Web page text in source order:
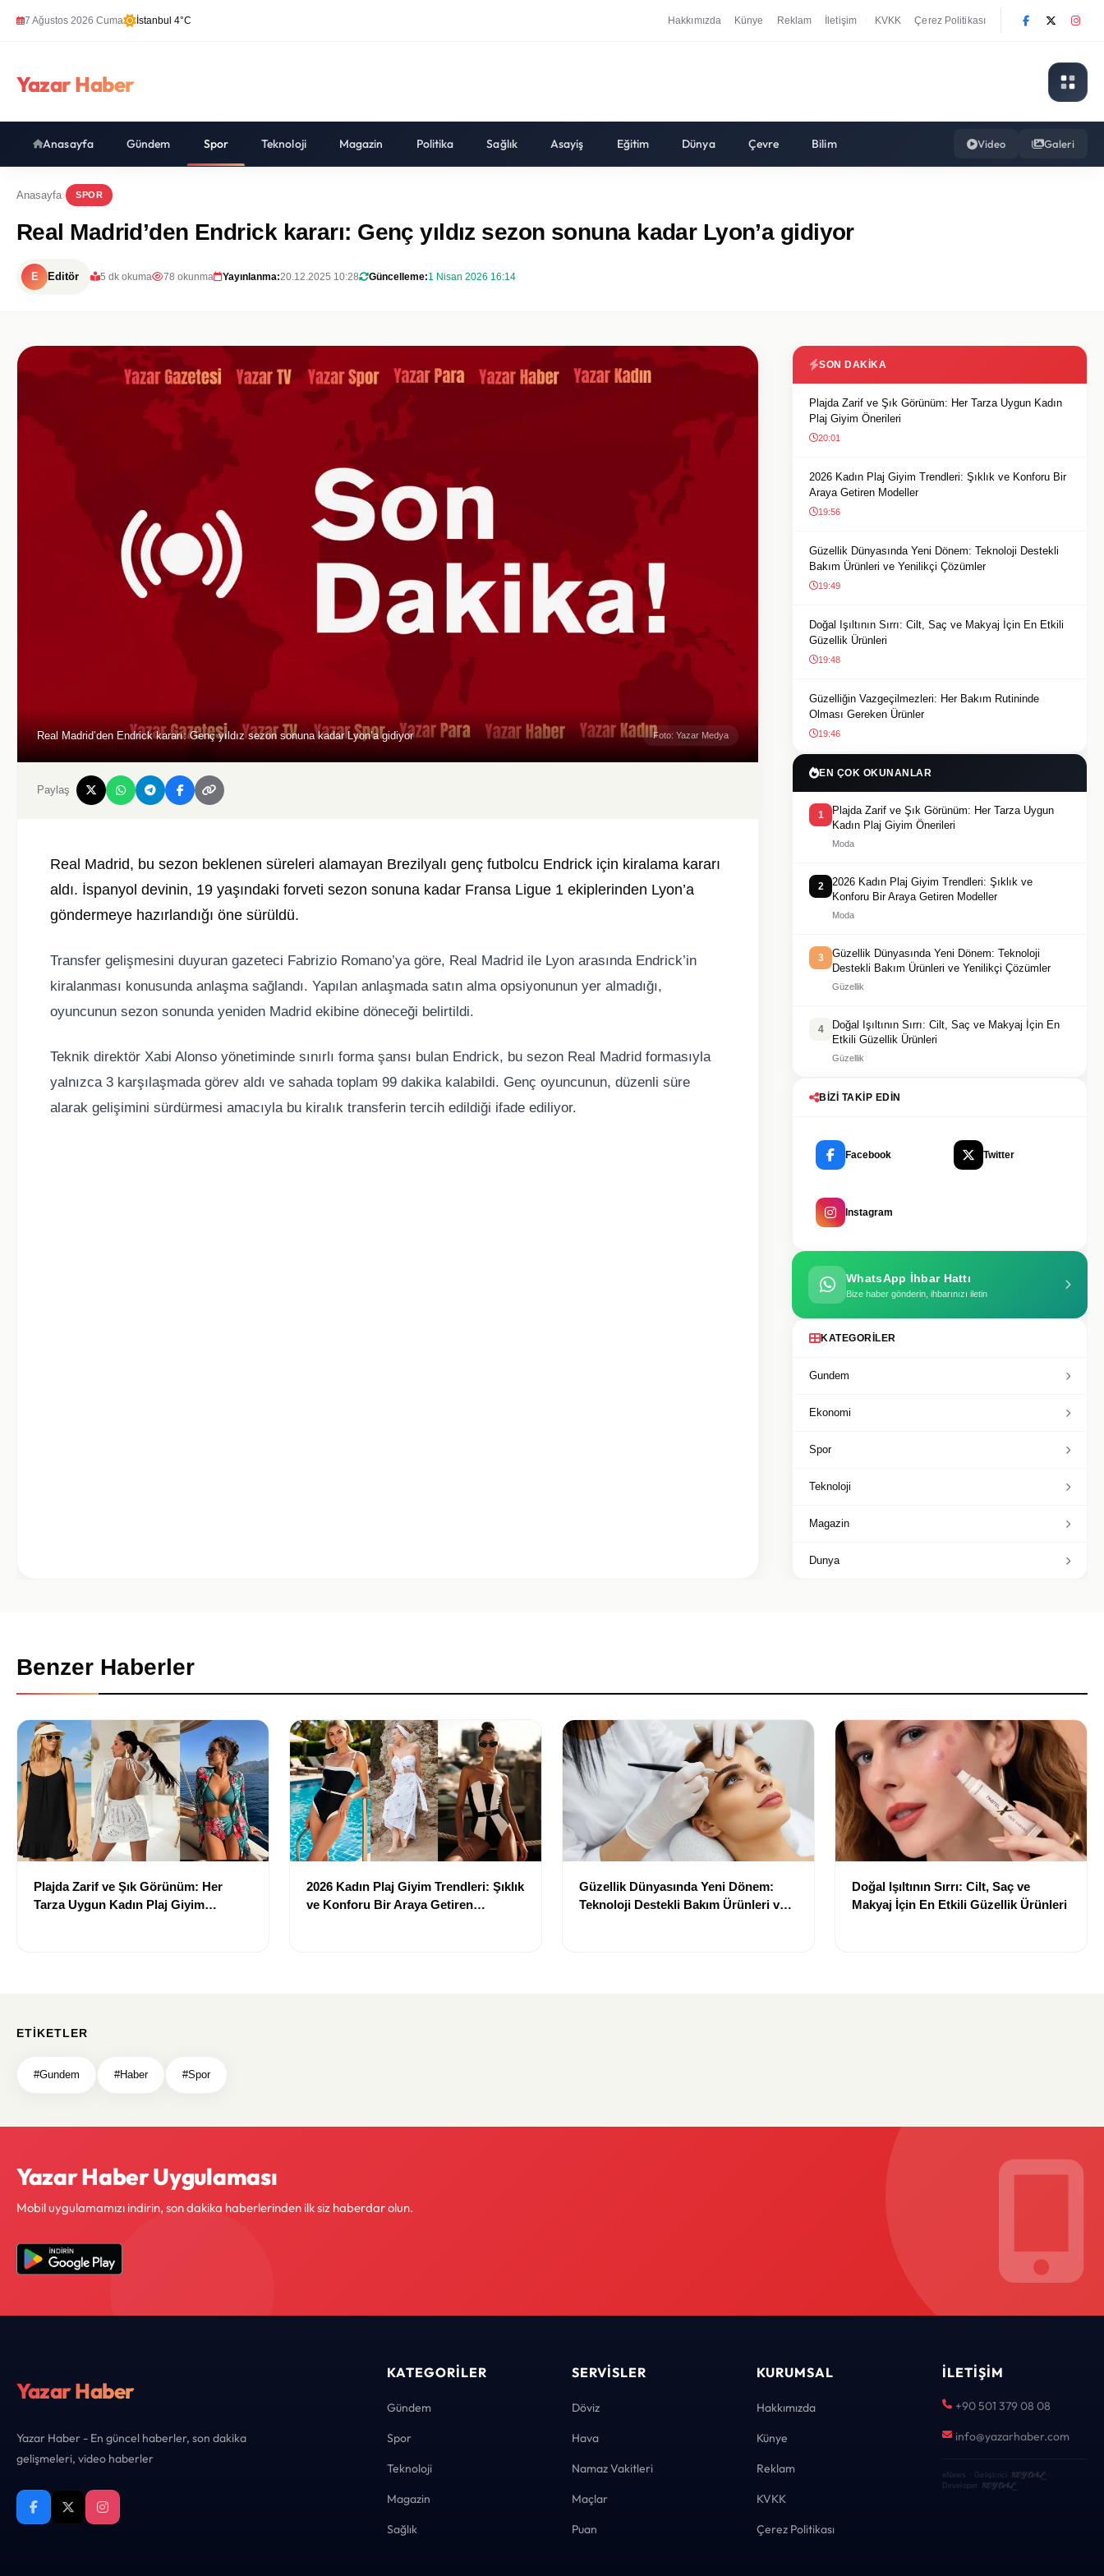
7 Ağustos 2026 Cuma İstanbul 4°C Hakkımızda Künye Reklam İletişim KVKK Çerez Politikası
Yazar Haber
Anasayfa Gündem Spor Teknoloji Magazin Politika Sağlık Asayiş Eğitim Dünya Çevre Bilim Video Galeri
Anasayfa SPOR
Real Madrid’den Endrick kararı: Genç yıldız sezon sonuna kadar Lyon’a gidiyor
E Editör 5 dk okuma 78 okunma Yayınlanma:20.12.2025 10:28 Güncelleme:1 Nisan 2026 16:14
Real Madrid’den Endrick kararı: Genç yıldız sezon sonuna kadar Lyon’a gidiyor Foto: Yazar Medya
Paylaş
Real Madrid, bu sezon beklenen süreleri alamayan Brezilyalı genç futbolcu Endrick için kiralama kararı
aldı. İspanyol devinin, 19 yaşındaki forveti sezon sonuna kadar Fransa Ligue 1 ekiplerinden Lyon’a
göndermeye hazırlandığı öne sürüldü.
Transfer gelişmesini duyuran gazeteci Fabrizio Romano’ya göre, Real Madrid ile Lyon arasında Endrick’in
kiralanması konusunda anlaşma sağlandı. Yapılan anlaşmada satın alma opsiyonunun yer almadığı,
oyuncunun sezon sonunda yeniden Madrid ekibine döneceği belirtildi.
Teknik direktör Xabi Alonso yönetiminde sınırlı forma şansı bulan Endrick, bu sezon Real Madrid formasıyla
yalnızca 3 karşılaşmada görev aldı ve sahada toplam 99 dakika kalabildi. Genç oyuncunun, düzenli süre
alarak gelişimini sürdürmesi amacıyla bu kiralık transferin tercih edildiği ifade ediliyor.
SON DAKIKA
Plajda Zarif ve Şık Görünüm: Her Tarza Uygun Kadın
Plaj Giyim Önerileri
20:01
2026 Kadın Plaj Giyim Trendleri: Şıklık ve Konforu Bir
Araya Getiren Modeller
19:56
Güzellik Dünyasında Yeni Dönem: Teknoloji Destekli
Bakım Ürünleri ve Yenilikçi Çözümler
19:49
Doğal Işıltının Sırrı: Cilt, Saç ve Makyaj İçin En Etkili
Güzellik Ürünleri
19:48
Güzelliğin Vazgeçilmezleri: Her Bakım Rutininde
Olması Gereken Ürünler
19:46
EN ÇOK OKUNANLAR
1
Plajda Zarif ve Şık Görünüm: Her Tarza Uygun
Kadın Plaj Giyim Önerileri
Moda
2
2026 Kadın Plaj Giyim Trendleri: Şıklık ve
Konforu Bir Araya Getiren Modeller
Moda
3
Güzellik Dünyasında Yeni Dönem: Teknoloji
Destekli Bakım Ürünleri ve Yenilikçi Çözümler
Güzellik
4
Doğal Işıltının Sırrı: Cilt, Saç ve Makyaj İçin En
Etkili Güzellik Ürünleri
Güzellik
BIZI TAKIP EDIN
Facebook Twitter
Instagram
WhatsApp İhbar Hattı
Bize haber gönderin, ihbarınızı iletin
KATEGORILER
Gundem
Ekonomi
Spor
Teknoloji
Magazin
Dunya
Benzer Haberler
Plajda Zarif ve Şık Görünüm: Her
Tarza Uygun Kadın Plaj Giyim
2026 Kadın Plaj Giyim Trendleri: Şıklık
ve Konforu Bir Araya Getiren
Güzellik Dünyasında Yeni Dönem:
Teknoloji Destekli Bakım Ürünleri ve
Doğal Işıltının Sırrı: Cilt, Saç ve
Makyaj İçin En Etkili Güzellik Ürünleri
ETIKETLER
#Gundem #Haber #Spor
Yazar Haber Uygulaması
Mobil uygulamamızı indirin, son dakika haberlerinden ilk siz haberdar olun.
Yazar Haber
Yazar Haber - En güncel haberler, son dakika
gelişmeleri, video haberler
KATEGORILER
Gündem
Spor
Teknoloji
Magazin
Sağlık
SERVISLER
Döviz
Hava
Namaz Vakitleri
Maçlar
Puan
KURUMSAL
Hakkımızda
Künye
Reklam
KVKK
Çerez Politikası
İLETIŞIM
+90 501 379 08 08
info@yazarhaber.com
eNews · Geliştirici KEYDAL·
Developer KEYDAL